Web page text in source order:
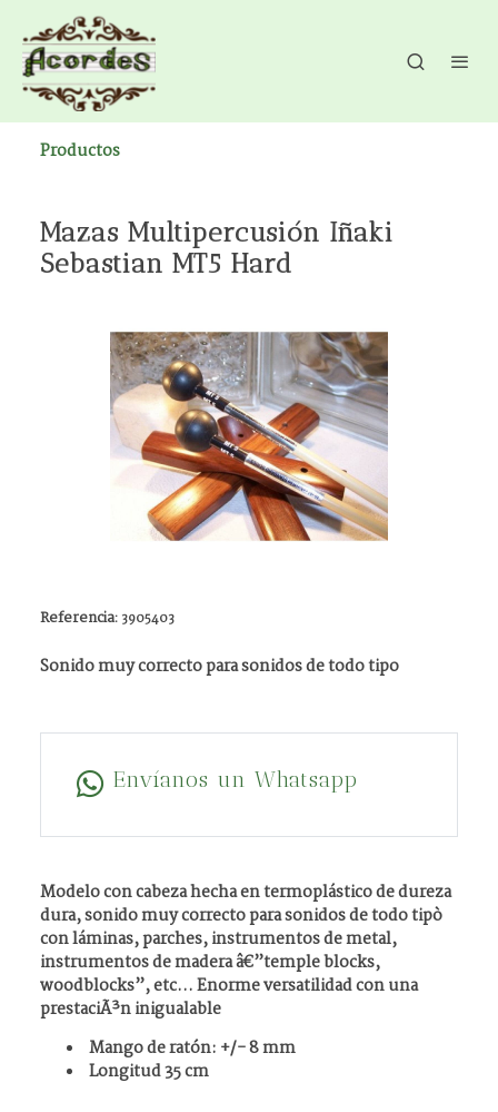
Productos
Mazas Multipercusión Iñaki
Sebastian MT5 Hard
Referencia: 3905403
Sonido muy correcto para sonidos de todo tipo
Envíanos un Whatsapp
Modelo con cabeza hecha en termoplástico de dureza
dura, sonido muy correcto para sonidos de todo tipò
con láminas, parches, instrumentos de metal,
instrumentos de madera â€”temple blocks,
woodblocks”, etc... Enorme versatilidad con una
prestaciÃ³n inigualable
Mango de ratón: +/- 8 mm
Longitud 35 cm